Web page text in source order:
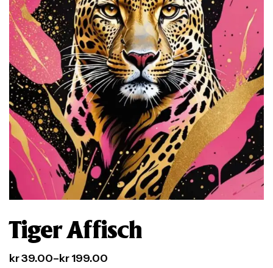
Tiger Affisch
kr39.00–kr199.00